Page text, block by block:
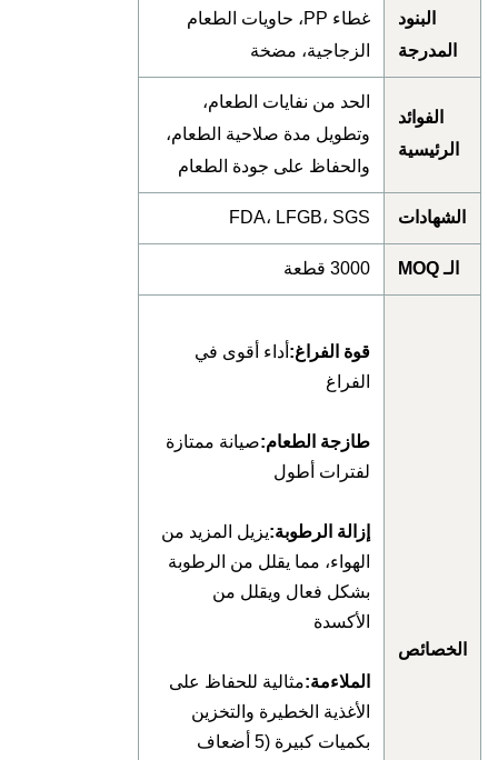
المدرجة
غطاء PP، حاويات الطعام
الزجاجية، مضخة
الفوائد
الرئيسية
الحد من نفايات الطعام،
وتطويل مدة صلاحية الطعام،
والحفاظ على جودة الطعام
الشهادات FDA، LFGB، SGS
3000 قطعة
قوة الفراغ:أداء أقوى في
الفراغ
طازجة الطعام:صيانة ممتازة
لفترات أطول
إزالة الرطوبة:يزيل المزيد من
الهواء، مما يقلل من الرطوبة
بشكل فعال ويقلل من
الأكسدة
الملاءمة:مثالية للحفاظ على
الأغذية الخطيرة والتخزين
بكميات كبيرة (5 أضعاف